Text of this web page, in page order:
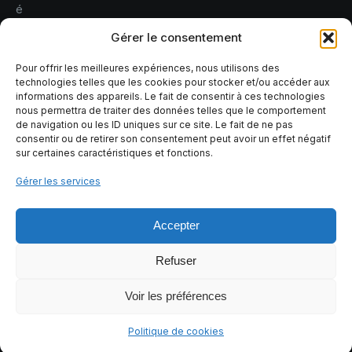
Gérer le consentement
Pour offrir les meilleures expériences, nous utilisons des
technologies telles que les cookies pour stocker et/ou accéder aux
informations des appareils. Le fait de consentir à ces technologies
nous permettra de traiter des données telles que le comportement
de navigation ou les ID uniques sur ce site. Le fait de ne pas
consentir ou de retirer son consentement peut avoir un effet négatif
sur certaines caractéristiques et fonctions.
Gérer les services
Accepter
Refuser
Voir les préférences
Politique de cookies
é
r
l
e
s
r
i
s
u